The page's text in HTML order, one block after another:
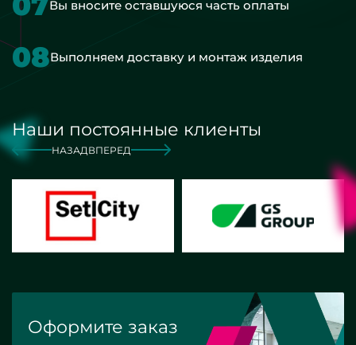
Вы вносите оставшуюся часть оплаты
08Выполняем доставку и монтаж изделия
Наши постоянные клиенты
НАЗАД ВПЕРЕД
Оформите заказ